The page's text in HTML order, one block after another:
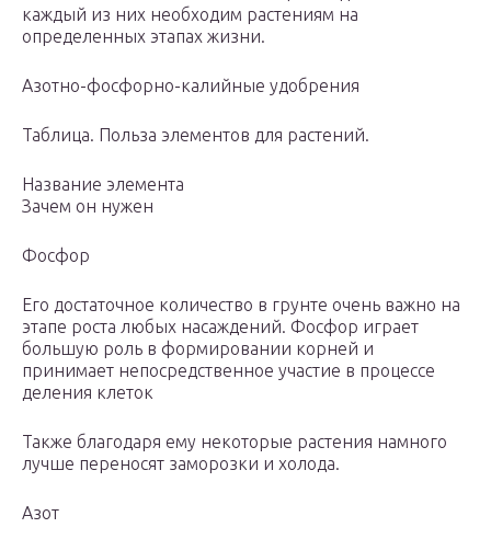
каждый из них необходим растениям на
определенных этапах жизни.
Азотно-фосфорно-калийные удобрения
Таблица. Польза элементов для растений.
Название элемента
Зачем он нужен
Фосфор
Его достаточное количество в грунте очень важно на
этапе роста любых насаждений. Фосфор играет
большую роль в формировании корней и
принимает непосредственное участие в процессе
деления клеток
Также благодаря ему некоторые растения намного
лучше переносят заморозки и холода.
Азот